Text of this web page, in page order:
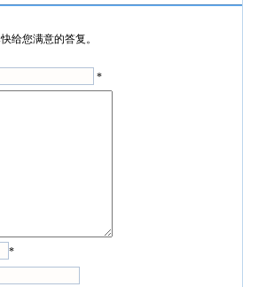
给您满意的答复。
*
*